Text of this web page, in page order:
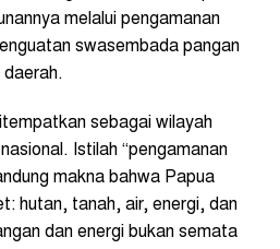
melalui pengamanan
swasembada pangan
daerah.
sebagai wilayah
Istilah “pengamanan
makna bahwa Papua
hutan, tanah, air, energi, dan
dan energi bukan semata